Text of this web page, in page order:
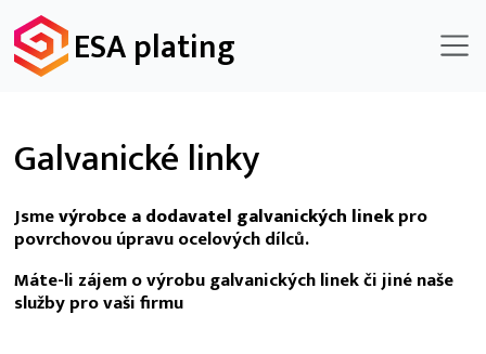
ESA plating
Galvanické linky
Jsmevýrobce a dodavatel galvanických linekpro
povrchovou úpravu ocelových dílců.
Máte-li zájem o výrobu galvanických linek či jiné naše
služby pro vaši firmu